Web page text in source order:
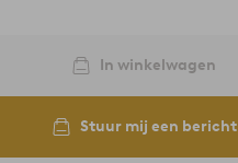
In winkelwagen
Stuur mij een bericht